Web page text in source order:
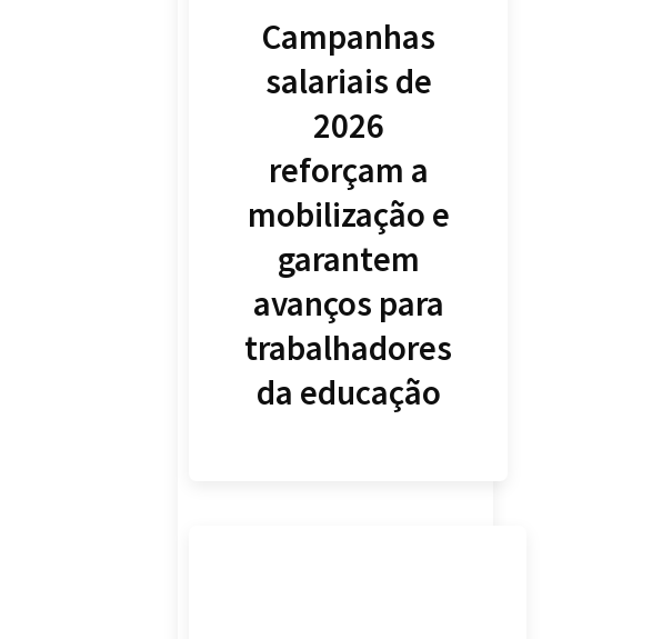
Campanhas
salariais de
2026
reforçam a
mobilização e
garantem
avanços para
trabalhadores
da educação